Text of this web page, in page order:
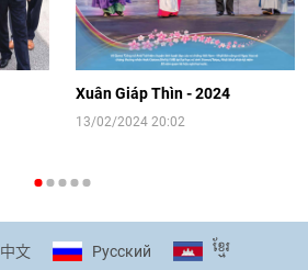
[Video] Đối ngoại nhân dân Thủ đô
hướng tới kết nối hiệu quả nguồn lực
người Việt Nam ở nước ngoài
phó với biến đổi khí hậu
Xuân Giáp Thìn - 2024
13/02/2024 20:02
中文 Pусский ខ្មែរ